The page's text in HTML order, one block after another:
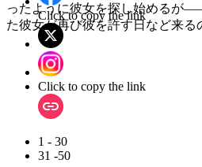
ったように彼女を探し始めるが
た彼女が再び彼を許す日など来る
Click to copy the link
Click to copy the link
1 - 30
31 -50